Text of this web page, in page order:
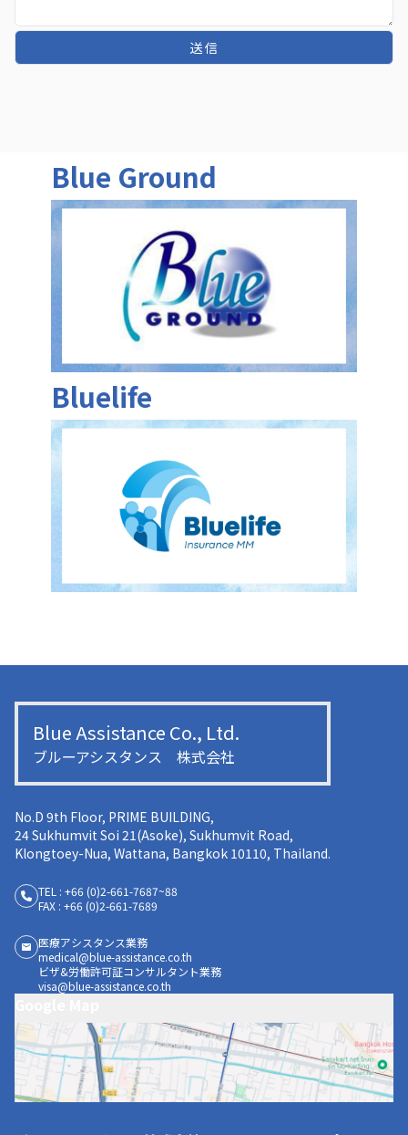
送 信
Blue Ground
Bluelife
Blue Assistance Co., Ltd.
ブルーアシスタンス 株式会社
No.D 9th Floor, PRIME BUILDING,
24 Sukhumvit Soi 21(Asoke), Sukhumvit Road,
Klongtoey-Nua, Wattana, Bangkok 10110, Thailand.
TEL : +66 (0)2-661-7687~88
FAX : +66 (0)2-661-7689
医療アシスタンス業務
medical@blue-assistance.co.th
ビザ&労働許可証コンサルタント業務
visa@blue-assistance.co.th